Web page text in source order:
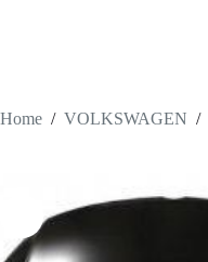
Home / VOLKSWAGEN /